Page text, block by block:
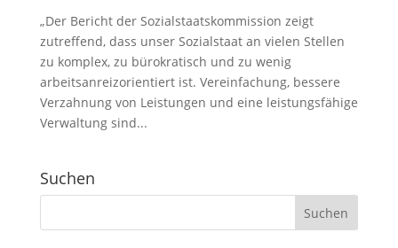
„Der Bericht der Sozialstaatskommission zeigt
zutreffend, dass unser Sozialstaat an vielen Stellen
zu komplex, zu bürokratisch und zu wenig
arbeitsanreizorientiert ist. Vereinfachung, bessere
Verzahnung von Leistungen und eine leistungsfähige
Verwaltung sind...
Suchen